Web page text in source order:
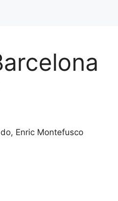
Enric Montefusco